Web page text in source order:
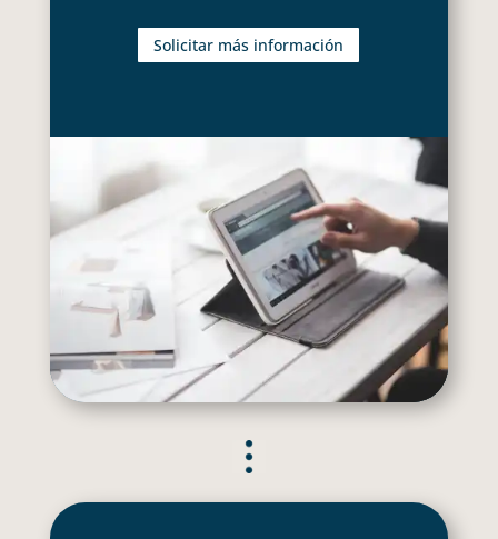
Solicitar más información